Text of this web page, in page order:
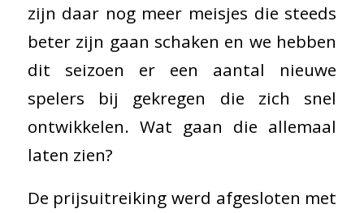
zijn daar nog meer meisjes die steeds
beter zijn gaan schaken en we hebben
dit seizoen er een aantal nieuwe
spelers bij gekregen die zich snel
ontwikkelen. Wat gaan die allemaal
laten zien?
De prijsuitreiking werd afgesloten met